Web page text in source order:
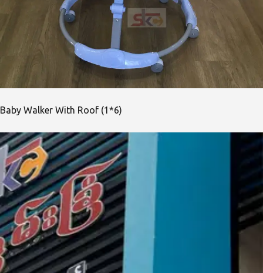
Baby Walker With Roof (1*6)